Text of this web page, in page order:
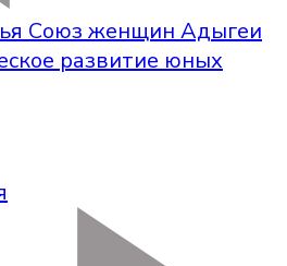
Союз женщин Адыгеи
развитие юных